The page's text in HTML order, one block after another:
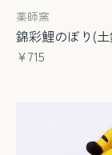
薬師窯
錦彩鯉のぼり(土
¥715